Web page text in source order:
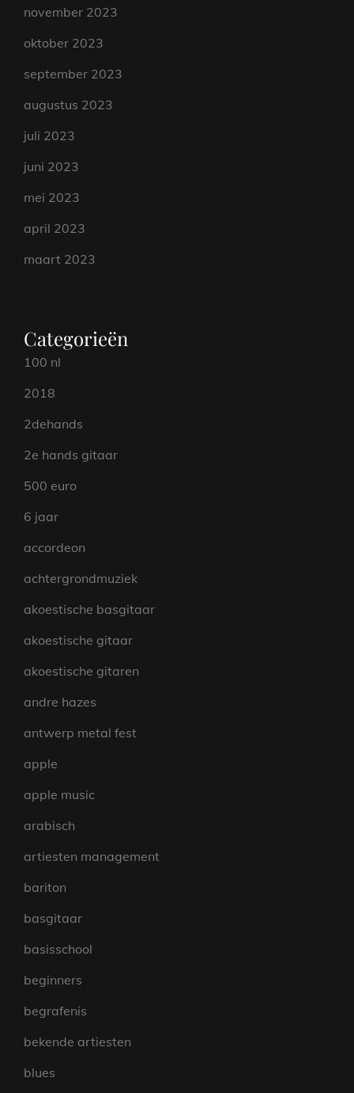
november 2023
oktober 2023
september 2023
augustus 2023
juli 2023
juni 2023
mei 2023
april 2023
maart 2023
Categorieën
100 nl
2018
2dehands
2e hands gitaar
500 euro
6 jaar
accordeon
achtergrondmuziek
akoestische basgitaar
akoestische gitaar
akoestische gitaren
andre hazes
antwerp metal fest
apple
apple music
arabisch
artiesten management
bariton
basgitaar
basisschool
beginners
begrafenis
bekende artiesten
blues